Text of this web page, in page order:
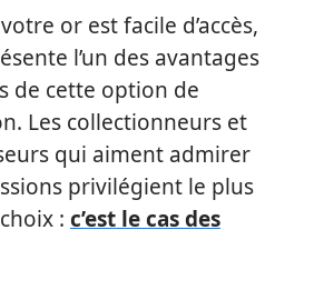
or est facile d’accès,
l’un des avantages
de cette option de
Les collectionneurs et
qui aiment admirer
privilégient le plus
: c’est le cas des